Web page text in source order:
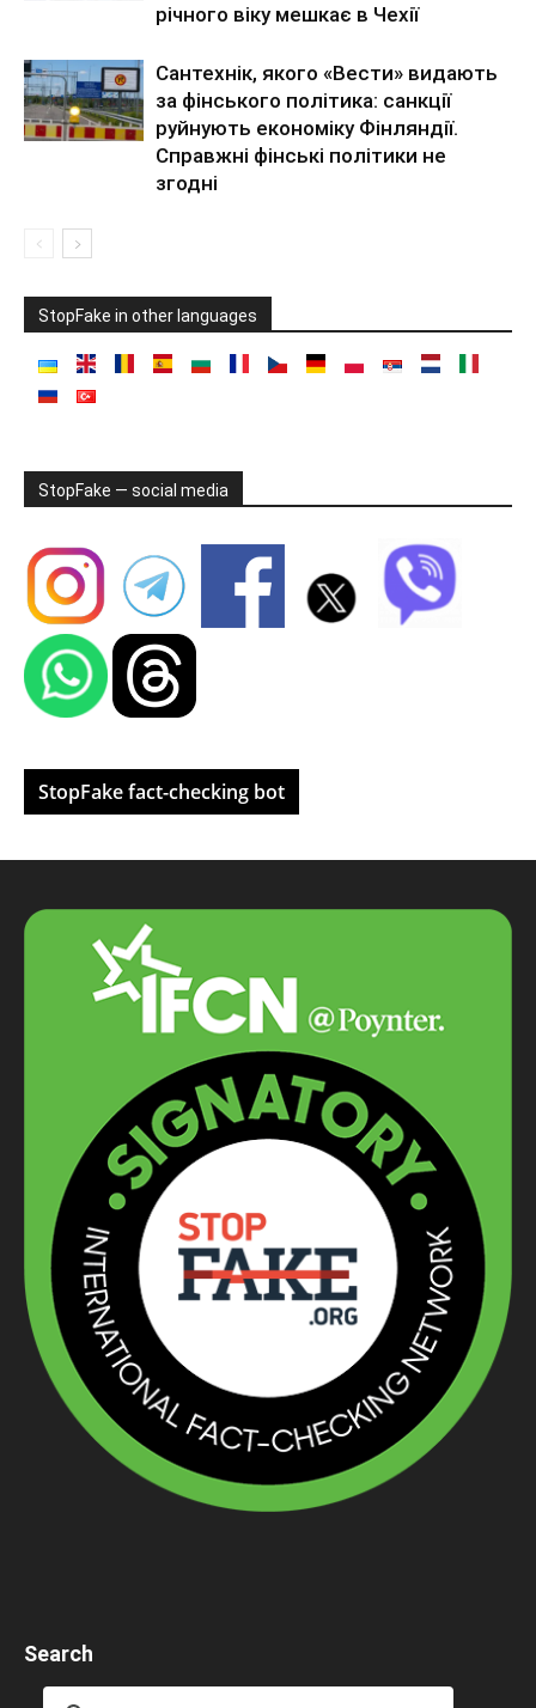
річного віку мешкає в Чехії
Сантехнік, якого «Вести» видають
за фінського політика: санкції
руйнують економіку Фінляндії.
Справжні фінські політики не
згодні
StopFake in other languages
StopFake — social media
StopFake fact-checking bot
Search